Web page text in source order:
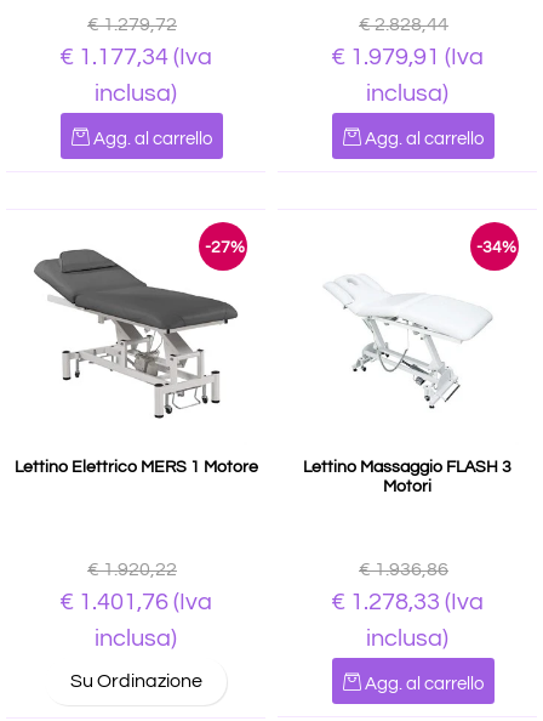
€ 1.279,72
€ 1.177,34 (Iva
inclusa)
Agg. al carrello
€ 2.828,44
€ 1.979,91 (Iva
inclusa)
Agg. al carrello
-27%
Lettino Elettrico MERS 1 Motore
€ 1.920,22
€ 1.401,76 (Iva
inclusa)
Su Ordinazione
-34%
Lettino Massaggio FLASH 3
Motori
€ 1.936,86
€ 1.278,33 (Iva
inclusa)
Agg. al carrello